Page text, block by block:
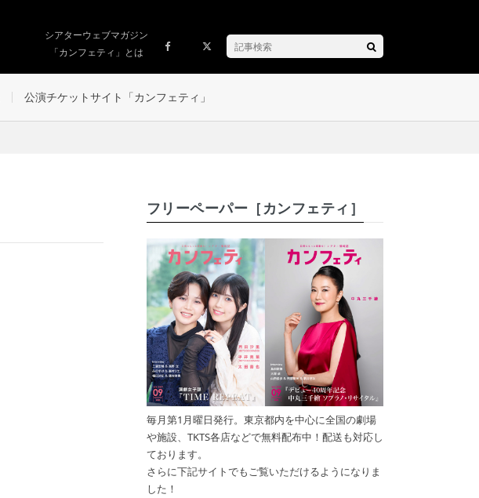
シアターウェブマガジン
「カンフェティ」とは
公演チケットサイト「カンフェティ」
フリーペーパー［カンフェティ］
毎月第1月曜日発行。東京都内を中心に全国の劇場
や施設、TKTS各店などで無料配布中！配送も対応し
ております。
さらに下記サイトでもご覧いただけるようになりま
した！